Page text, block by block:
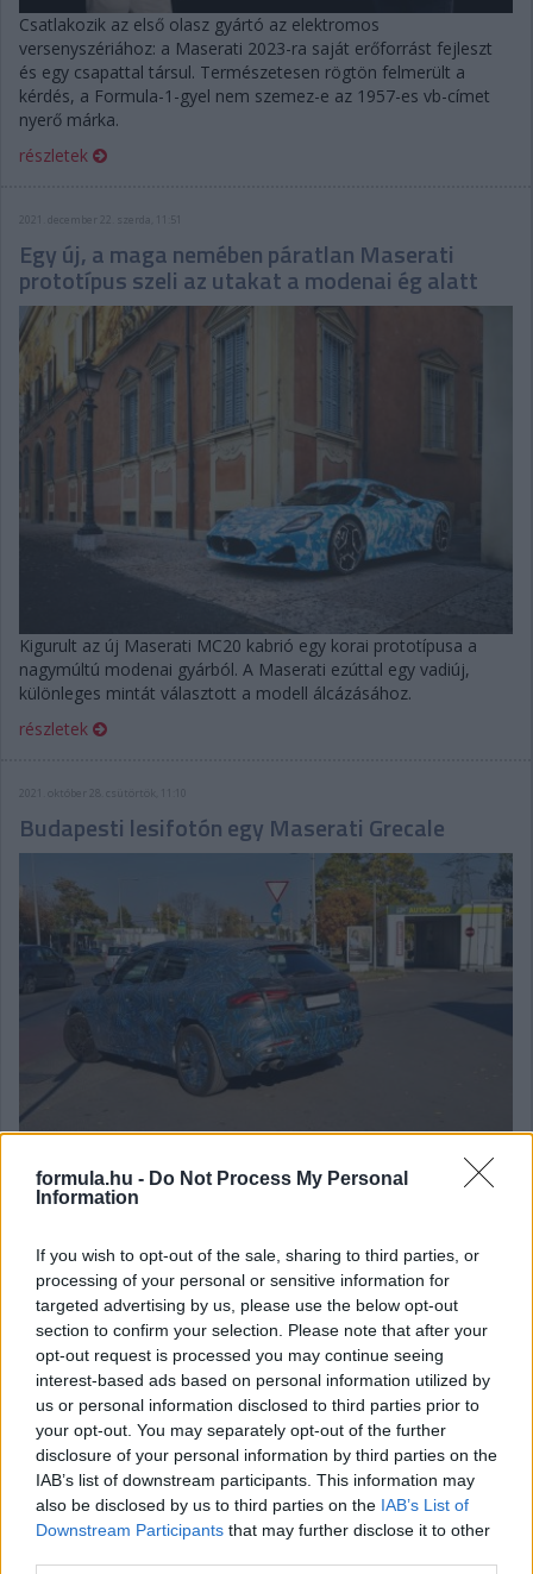
formula.hu - Do Not Process My Personal
Information
If you wish to opt-out of the sale, sharing to third parties, or
processing of your personal or sensitive information for
targeted advertising by us, please use the below opt-out
section to confirm your selection. Please note that after your
opt-out request is processed you may continue seeing
interest-based ads based on personal information utilized by
us or personal information disclosed to third parties prior to
your opt-out. You may separately opt-out of the further
disclosure of your personal information by third parties on the
IAB’s list of downstream participants. This information may
also be disclosed by us to third parties on the IAB’s List of
Downstream Participants that may further disclose it to other
Csatlakozik az első olasz gyártó az elektromos
versenyszériához: a Maserati 2023-ra saját erőforrást fejleszt
és egy csapattal társul. Természetesen rögtön felmerült a
kérdés, a Formula-1-gyel nem szemez-e az 1957-es vb-címet
nyerő márka.
részletek
2021. december 22. szerda, 11:51
Egy új, a maga nemében páratlan Maserati
prototípus szeli az utakat a modenai ég alatt
Kigurult az új Maserati MC20 kabrió egy korai prototípusa a
nagymúltú modenai gyárból. A Maserati ezúttal egy vadiúj,
különleges mintát választott a modell álcázásához.
részletek
2021. október 28. csütörtök, 11:10
Budapesti lesifotón egy Maserati Grecale
A Hungarian Supercar Spotters Facebook-oldalán tűntek fel a
kerülni.
részletek
2021. szeptember 17. péntek, 11:27
Megérkezett hazánkba is a Maserati Levante
hibrid változata